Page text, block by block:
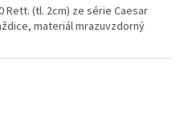
Rett. (tl. 2cm) ze série Caesar
materiál mrazuvzdorný